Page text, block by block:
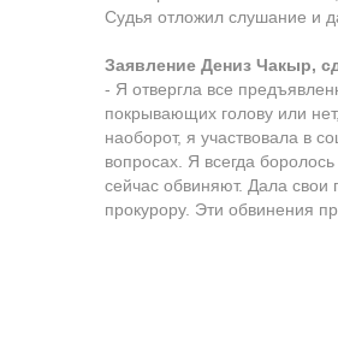
Судья отложил слушание и
Заявление Дениз Чакыр,
- Я отвергла все
покрывающих голову или
наоборот, я участвовала в
вопросах. Я всегда
сейчас обвиняют. Дала свои
прокурору. Эти обвинения